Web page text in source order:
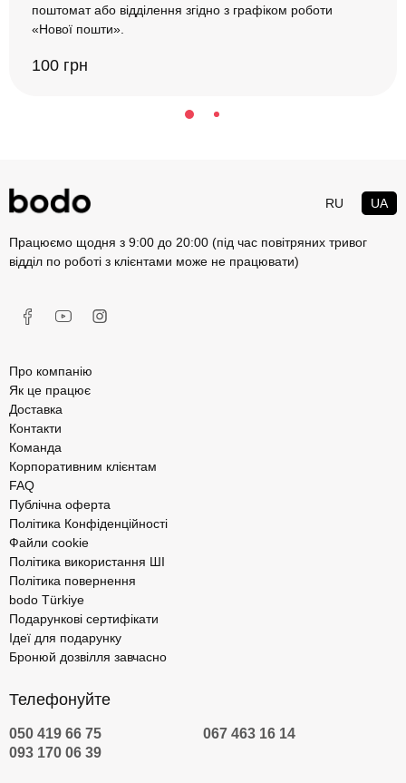
поштомат або відділення згідно з графіком роботи
«Нової пошти».
100 грн
RU UA
Працюємо щодня з 9:00 до 20:00 (під час повітряних тривог
відділ по роботі з клієнтами може не працювати)
Про компанію
Як це працює
Доставка
Контакти
Команда
Корпоративним клієнтам
FAQ
Публічна оферта
Політика Конфіденційності
Файли cookie
Політика використання ШІ
Політика повернення
bodo Türkiye
Подарункові сертифікати
Ідеї для подарунку
Бронюй дозвілля завчасно
Телефонуйте
050 419 66 75
067 463 16 14
093 170 06 39